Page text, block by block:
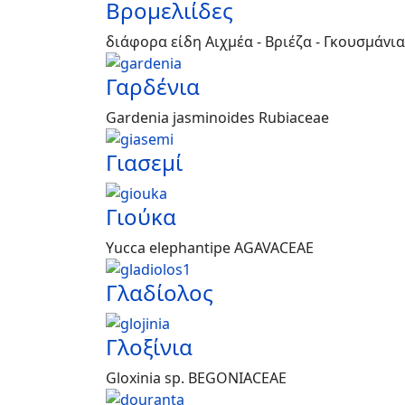
Βρομελιίδες
διάφορα είδη Αιχµέα - Βριέζα -
Γαρδένια
Gardenia jasminoides Rubiaceae
Γιασεμί
Γιούκα
Yucca elephantipe AGAVACEAE
Γλαδίολος
Γλοξίνια
Gloxinia sp. BEGONIACEAE